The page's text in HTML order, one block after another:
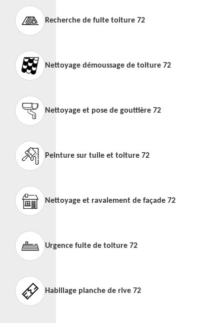
Recherche de fuite toiture 72
Nettoyage démoussage de toiture 72
Nettoyage et pose de gouttière 72
Peinture sur tuile et toiture 72
Nettoyage et ravalement de façade 72
Urgence fuite de toiture 72
Habillage planche de rive 72